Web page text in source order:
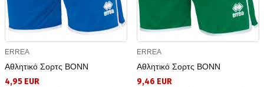
ERREA
Αθλητικό Σορτς BONN
4,95 EUR
ERREA
Αθλητικό Σορτς BONN
9,46 EUR